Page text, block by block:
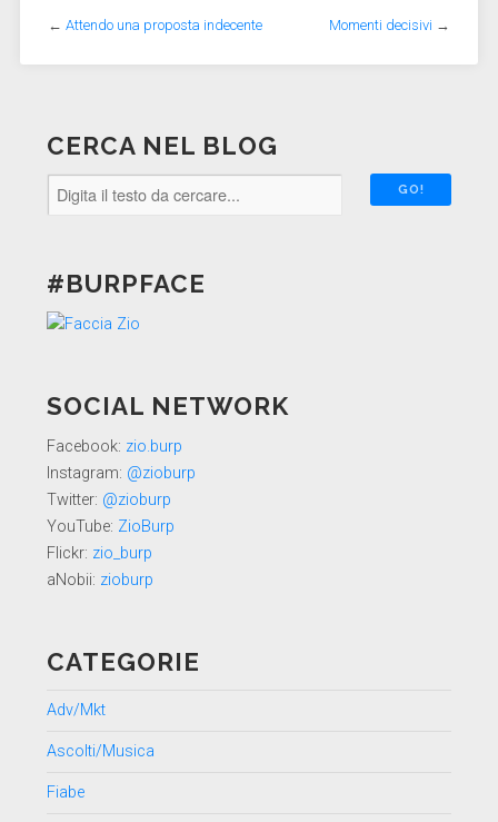
← Attendo una proposta indecente Momenti decisivi →
CERCA NEL BLOG
#BURPFACE
SOCIAL NETWORK
Facebook: zio.burp
Instagram: @zioburp
Twitter: @zioburp
YouTube: ZioBurp
Flickr: zio_burp
aNobii: zioburp
CATEGORIE
Adv/Mkt
Ascolti/Musica
Fiabe